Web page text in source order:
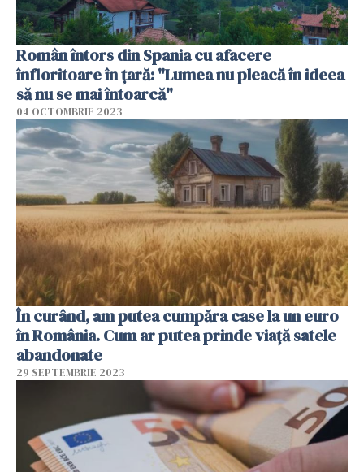
Român întors din Spania cu afacere
înfloritoare în țară: "Lumea nu pleacă în ideea
să nu se mai întoarcă"
04 OCTOMBRIE 2023
În curând, am putea cumpăra case la un euro
în România. Cum ar putea prinde viață satele
abandonate
29 SEPTEMBRIE 2023